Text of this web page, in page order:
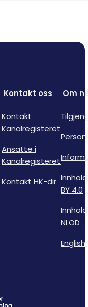
Kontakt oss
Kontakt
Kanalregisteret
Ansatte i
Kanalregisteret
Kontakt HK-dir
Om
BY 4.0
NLOD